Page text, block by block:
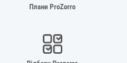
Плани ProZorro